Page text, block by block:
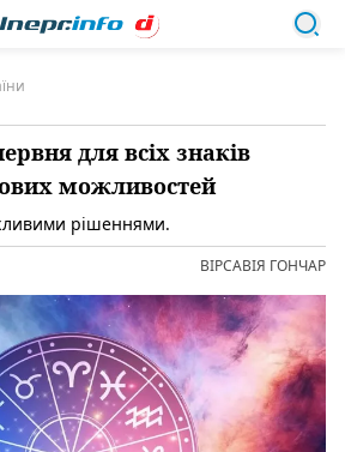
для всіх знаків
можливостей
рішеннями.
ВІРСАВІЯ ГОНЧАР